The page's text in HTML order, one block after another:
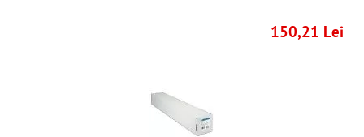
150,21 Lei